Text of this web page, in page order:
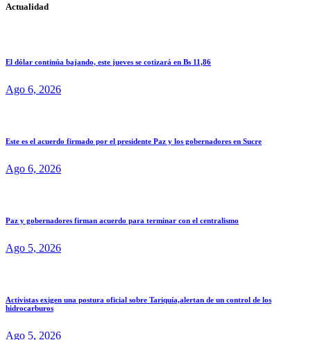
Actualidad
El dólar continúa bajando, este jueves se cotizará en Bs 11,86
Ago 6, 2026
Este es el acuerdo firmado por el presidente Paz y los gobernadores en Sucre
Ago 6, 2026
Paz y gobernadores firman acuerdo para terminar con el centralismo
Ago 5, 2026
Activistas exigen una postura oficial sobre Tariquía,alertan de un control de los
hidrocarburos
Ago 5, 2026